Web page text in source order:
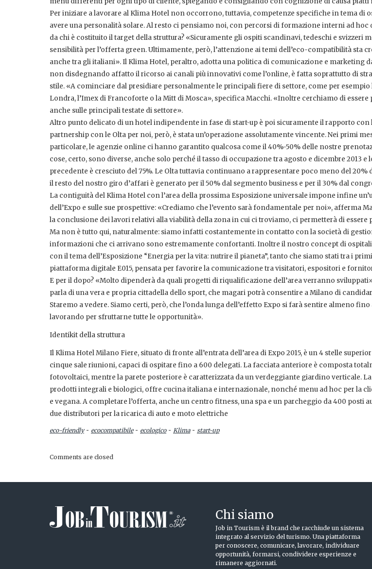
Per iniziare a lavorare al Klima Hotel non occorrono, tuttavia, competenze specifiche in tema di
avere una personalità solare. Al resto ci pensiamo noi, con percorsi di formazione interni ad hoc
da chi è costituito il target della struttura? «Sicuramente gli ospiti scandinavi, tedeschi e svizzeri
sensibilità per l’offerta green. Ultimamente, però, l’attenzione ai temi dell’eco-compatibilità sta
anche tra gli italiani». Il Klima Hotel, peraltro, adotta una politica di comunicazione e marketing
non disdegnando affatto il ricorso ai canali più innovativi come l’online, è fatta soprattutto di
stile. «A cominciare dal presidiare personalmente le principali fiere di settore, come per esempio
Londra, l’Imex di Francoforte o la Mitt di Mosca», specifica Macchi. «Inoltre cerchiamo di
anche sulle principali testate di settore».
Altro punto delicato di un hotel indipendente in fase di start-up è poi sicuramente il rapporto con
partnership con le Olta per noi, però, è stata un’operazione assolutamente vincente. Nei primi
particolare, le agenzie online ci hanno garantito qualcosa come il 40%-50% delle nostre
cose, certo, sono diverse, anche solo perché il tasso di occupazione tra agosto e dicembre 2013 e
precedente è cresciuto del 75%. Le Olta tuttavia continuano a rappresentare poco meno del
il resto del nostro giro d’affari è generato per il 50% dal segmento business e per il 30% dal
La contiguità del Klima Hotel con l’area della prossima Esposizione universale impone infine
dell’Expo e sulle sue prospettive: «Crediamo che l’evento sarà fondamentale per noi», afferma
la conclusione dei lavori relativi alla viabilità della zona in cui ci troviamo, ci permetterà di essere
Ma non è tutto qui, naturalmente: siamo infatti costantemente in contatto con la società di
informazioni che ci arrivano sono estremamente confortanti. Inoltre il nostro concept di
con il tema dell’Esposizione “Energia per la vita: nutrire il pianeta”, tanto che siamo stati tra i
piattaforma digitale E015, pensata per favorire la comunicazione tra visitatori, espositori e
E per il dopo? «Molto dipenderà da quali progetti di riqualificazione dell’area verranno
parla di una vera e propria cittadella dello sport, che magari potrà consentire a Milano di
Staremo a vedere. Siamo certi, però, che l’onda lunga dell’effetto Expo si farà sentire almeno fino
lavorando per sfruttarne tutte le opportunità».
Identikit della struttura
Il Klima Hotel Milano Fiere, situato di fronte all’entrata dell’area di Expo 2015, è un 4 stelle
cinque sale riunioni, capaci di ospitare fino a 600 delegati. La facciata anteriore è composta
fotovoltaici, mentre la parete posteriore è caratterizzata da un verdeggiante giardino verticale.
prodotti integrali e biologici, offre cucina italiana e internazionale, nonché menu ad hoc per la
e vegana. A completare l’offerta, anche un centro fitness, una spa e un parcheggio da 400 posti
due distributori per la ricarica di auto e moto elettriche
eco-friendly- ecocompatibile- ecologico- Klima- start-up
Comments are closed
Chi siamo
Job in Tourism è il brand che racchiude un sistema
integrato al servizio del turismo. Una piattaforma
per conoscere, comunicare, lavorare, individuare
opportunità, formarsi, condividere esperienze e
rimanere aggiornati.